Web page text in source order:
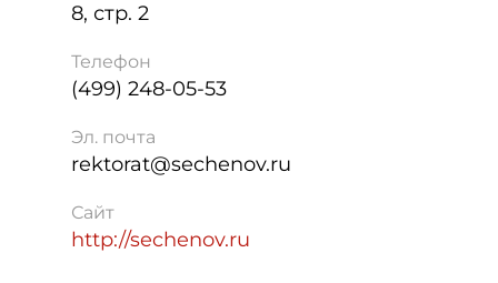
8, стр. 2
Телефон
(499) 248-05-53
Эл. почта
rektorat@sechenov.ru
Сайт
http://sechenov.ru